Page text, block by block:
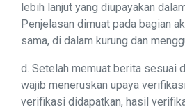
lebih lanjut yang diupayakan
Penjelasan dimuat pada bagian
sama, di dalam kurung dan
d. Setelah memuat berita sesuai
wajib meneruskan upaya
verifikasi didapatkan, hasil